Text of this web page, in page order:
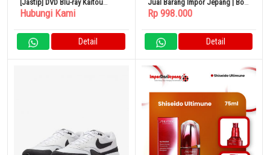
[Jastip] DVD Blu-ray Kaitou
Sentai Lupinranger VS Keisatsu
Hubungi Kami
Detail
Jual Barang Impor Jepang | Bor
Listrik Makita DF033DZ
Rp 998.000
Detail